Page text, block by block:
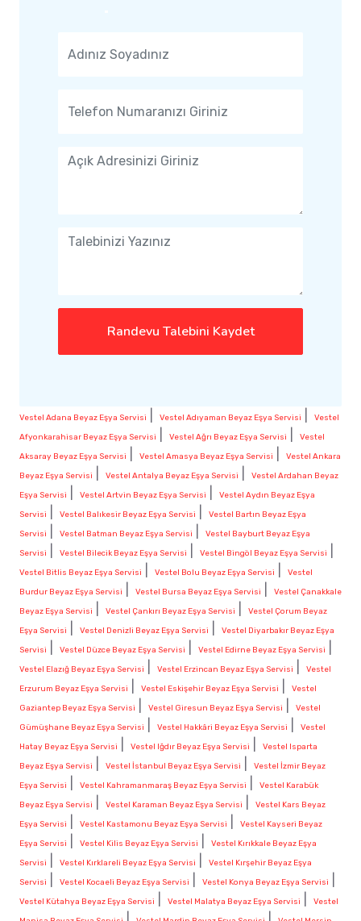
Randevu Talebini Kaydet
Vestel Adana Beyaz Eşya Servisi Vestel Adıyaman Beyaz Eşya Servisi
Vestel
Afyonkarahisar Beyaz Eşya Servisi
Vestel Ağrı Beyaz Eşya Servisi
Vestel
Aksaray Beyaz Eşya Servisi
Vestel Amasya Beyaz Eşya Servisi
Vestel Ankara
Beyaz Eşya Servisi
Vestel Antalya Beyaz Eşya Servisi
Vestel Ardahan Beyaz
Eşya Servisi
Vestel Artvin Beyaz Eşya Servisi
Vestel Aydın Beyaz Eşya
Servisi
Vestel Balıkesir Beyaz Eşya Servisi
Vestel Bartın Beyaz Eşya
Servisi
Vestel Batman Beyaz Eşya Servisi
Vestel Bayburt Beyaz Eşya
Servisi
Vestel Bilecik Beyaz Eşya Servisi Vestel Bingöl Beyaz Eşya Servisi
Vestel Bitlis Beyaz Eşya Servisi Vestel Bolu Beyaz Eşya Servisi
Vestel
Burdur Beyaz Eşya Servisi
Vestel Bursa Beyaz Eşya Servisi
Vestel Çanakkale
Beyaz Eşya Servisi
Vestel Çankırı Beyaz Eşya Servisi
Vestel Çorum Beyaz
Eşya Servisi
Vestel Denizli Beyaz Eşya Servisi
Vestel Diyarbakır Beyaz Eşya
Servisi
Vestel Düzce Beyaz Eşya Servisi Vestel Edirne Beyaz Eşya Servisi
Vestel Elazığ Beyaz Eşya Servisi Vestel Erzincan Beyaz Eşya Servisi
Vestel
Erzurum Beyaz Eşya Servisi
Vestel Eskişehir Beyaz Eşya Servisi
Vestel
Gaziantep Beyaz Eşya Servisi
Vestel Giresun Beyaz Eşya Servisi
Vestel
Gümüşhane Beyaz Eşya Servisi
Vestel Hakkâri Beyaz Eşya Servisi
Vestel
Hatay Beyaz Eşya Servisi
Vestel Iğdır Beyaz Eşya Servisi
Vestel Isparta
Beyaz Eşya Servisi
Vestel İstanbul Beyaz Eşya Servisi
Vestel İzmir Beyaz
Eşya Servisi
Vestel Kahramanmaraş Beyaz Eşya Servisi
Vestel Karabük
Beyaz Eşya Servisi
Vestel Karaman Beyaz Eşya Servisi
Vestel Kars Beyaz
Eşya Servisi
Vestel Kastamonu Beyaz Eşya Servisi
Vestel Kayseri Beyaz
Eşya Servisi
Vestel Kilis Beyaz Eşya Servisi
Vestel Kırıkkale Beyaz Eşya
Servisi
Vestel Kırklareli Beyaz Eşya Servisi
Vestel Kırşehir Beyaz Eşya
Servisi
Vestel Kocaeli Beyaz Eşya Servisi Vestel Konya Beyaz Eşya Servisi
Vestel Kütahya Beyaz Eşya Servisi Vestel Malatya Beyaz Eşya Servisi
Vestel